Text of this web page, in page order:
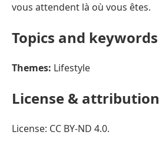
vous attendent là où vous êtes.
Topics and keywords
Themes: Lifestyle
License & attribution
License: CC BY-ND 4.0.